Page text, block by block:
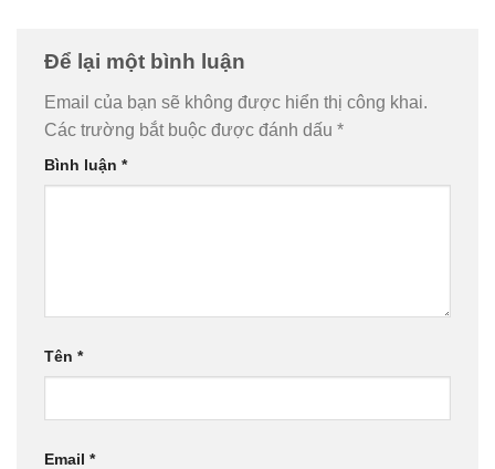
Để lại một bình luận
Email của bạn sẽ không được hiển thị công khai.
Các trường bắt buộc được đánh dấu *
Bình luận *
Tên *
Email *